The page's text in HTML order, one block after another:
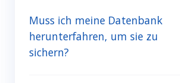
Muss ich meine Datenbank
herunterfahren, um sie zu
sichern?